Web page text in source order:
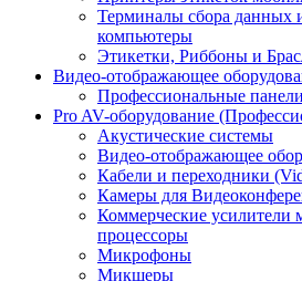
Терминалы сбора данных
компьютеры
Этикетки, Риббоны и
Видео-отображающее
Профессиональные панели
Pro AV-оборудование
Акустические системы
Видео-отображающее
Кабели и переходники
Камеры для
Коммерческие
процессоры
Микрофоны
Микшеры